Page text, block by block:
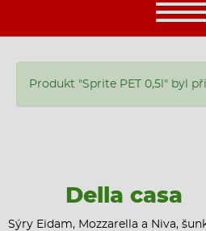
Produkt "Sprite PET 0,5l" byl
Della casa
Sýry Eidam, Mozzarella a Niva,